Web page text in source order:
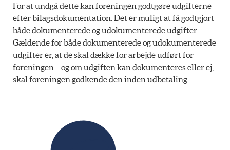
For at undgå dette kan foreningen godtgøre udgifterne
efter bilagsdokumentation. Det er muligt at få godtgjort
både dokumenterede og udokumenterede udgifter.
Gældende for både dokumenterede og udokumenterede
udgifter er, at de skal dække for arbejde udført for
foreningen – og om udgiften kan dokumenteres eller ej,
skal foreningen godkende den inden udbetaling.